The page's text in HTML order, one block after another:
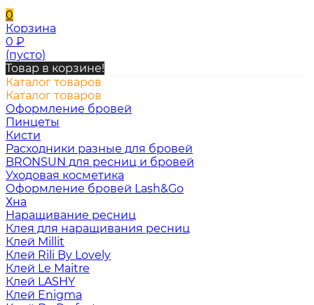
0
Корзина
0 ₽
(пусто)
Товар в корзине!
Каталог товаров
Каталог товаров
Оформление бровей
Пинцеты
Кисти
Расходники разные для бровей
BRONSUN для ресниц и бровей
Уходовая косметика
Оформление бровей Lash&Go
Хна
Наращивание ресниц
Клея для наращивания ресниц
Клей Millit
Клей Rili By Lovely
Клей Le Maitre
Клей LASHY
Клей Enigma